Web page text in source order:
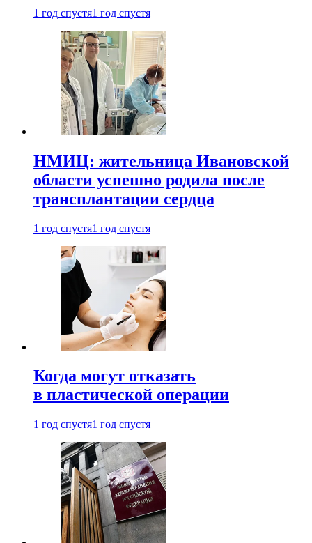
1 год спустя1 год спустя
НМИЦ: жительница Ивановской
области успешно родила после
трансплантации сердца
1 год спустя1 год спустя
Когда могут отказать
в пластической операции
1 год спустя1 год спустя